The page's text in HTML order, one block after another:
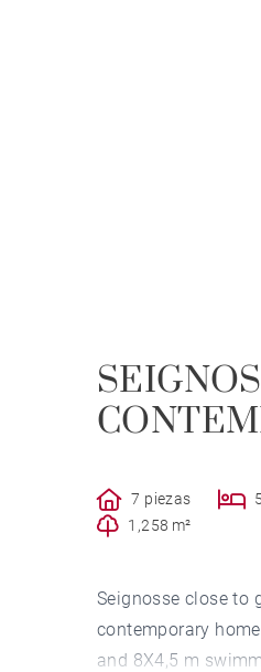
7 piezas
1,258 m²
Seignosse close to
contemporary
and 8X4,5 m